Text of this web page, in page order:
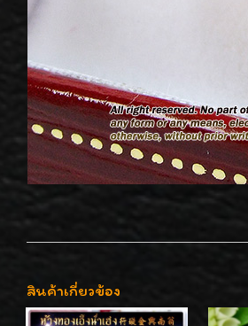
สินค้าเกี่ยวข้อง